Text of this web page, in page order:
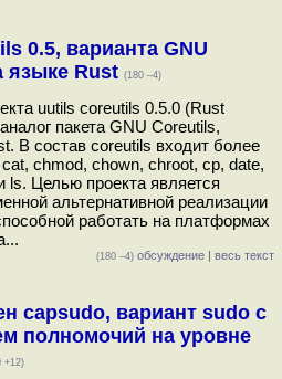
0.5, варианта GNU
языке Rust (180 –4)
uutils coreutils 0.5.0 (Rust
пакета GNU Coreutils,
В состав coreutils входит более
chmod, chown, chroot, cp, date,
ls. Целью проекта является
альтернативной реализации
работать на платформах
(180 –4) обсуждение | весь текст
capsudo, вариант sudo с
полномочий на уровне
+12)